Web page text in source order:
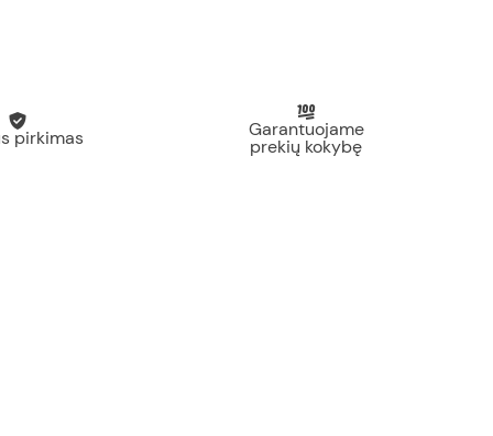
pirkimas Garantuojame
prekių kokybę